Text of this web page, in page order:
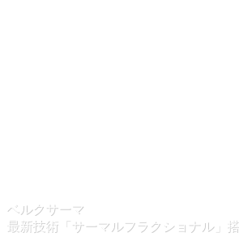
ベルクサーマ
最新技術「サーマルフラクショナル」搭